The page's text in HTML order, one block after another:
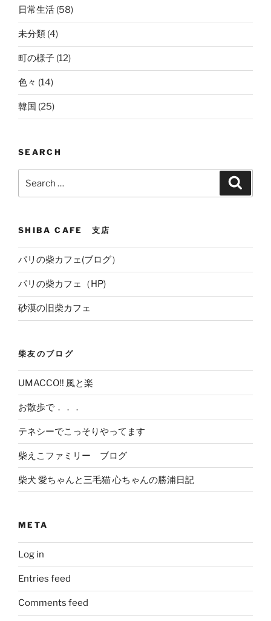
日常生活 (58)
未分類 (4)
町の様子 (12)
色々 (14)
韓国 (25)
SEARCH
SHIBA CAFE 支店
パリの柴カフェ(ブログ）
パリの柴カフェ（HP)
砂漠の旧柴カフェ
柴友のブログ
UMACCO!! 風と楽
お散歩で．．．
テネシーでこっそりやってます
柴えこファミリー ブログ
柴犬 愛ちゃんと三毛猫 心ちゃんの勝浦日記
META
Log in
Entries feed
Comments feed